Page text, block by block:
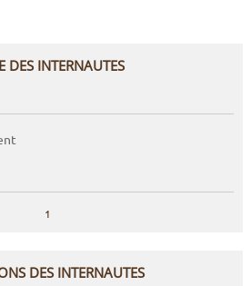
DES INTERNAUTES
1
DES INTERNAUTES